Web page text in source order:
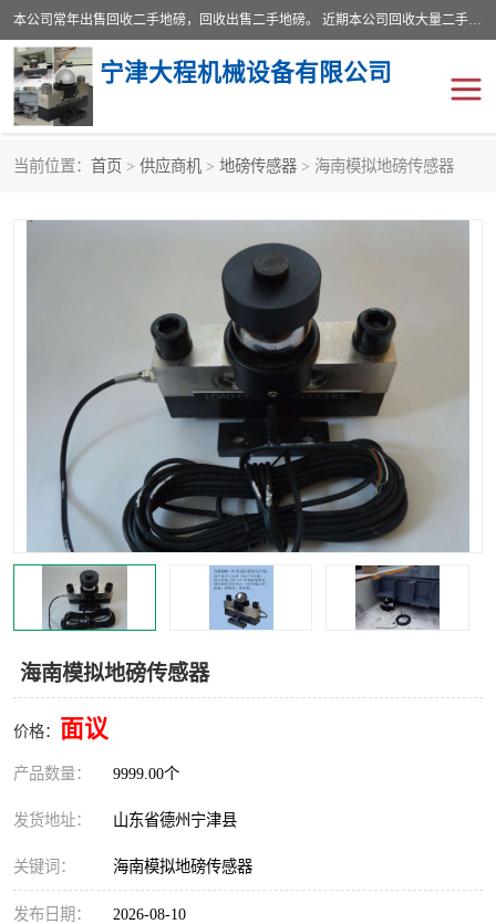
本公司常年出售回收二手地磅，回收出售二手地磅。 近期本公司回收大量二手地磅，型号齐全，宽度从2米到3.5米，长度5米到25米，承重吨位从10到200吨，成色7—9成新。 ? 使用年限6个月至2年，产品来源于个人闲置品，工矿企业停用品，因小换大而来。 精准度和新的一样， 二手地磅是内行人的选择，打个电话就省钱朋友您好等什么
宁津大程机械设备有限公司
当前位置： 首页 > 供应商机 > 地磅传感器 > 海南模拟地磅传感器
海南模拟地磅传感器
价格： 面议
产品数量： 9999.00个
发货地址： 山东省德州宁津县
关键词： 海南模拟地磅传感器
发布日期： 2026-08-10
废纸打包机
食品烘干机
输送机
半自动输送机 全自动输送机
冷却塔 食品螺旋塔
撕碎机 木材撕碎机
塑料撕碎机 金属撕碎机